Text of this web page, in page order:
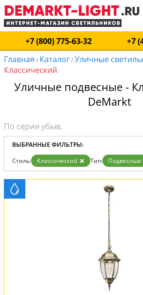
+7 (800) 775-63-32
+7
Главная / Каталог/Уличные
Классический
Уличные подвесные -
DeMarkt
ВЫБРАННЫЕ ФИЛЬТРЫ:
Стиль: Классический Тип:
Подвесные
Вид:
Уличные светильники